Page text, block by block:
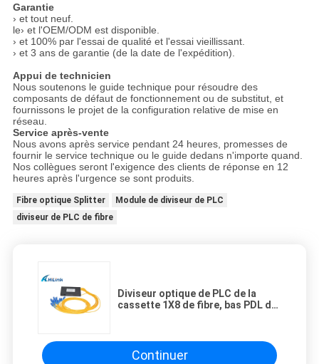
Garantie
› et tout neuf.
le› et l'OEM/ODM est disponible.
› et 100% par l'essai de qualité et l'essai vieillissant.
› et 3 ans de garantie (de la date de l'expédition).
Appui de technicien
Nous soutenons le guide technique pour résoudre des
composants de défaut de fonctionnement ou de substitut, et
fournissons le projet de la configuration relative de mise en
réseau.
Service après-vente
Nous avons après service pendant 24 heures, promesses de
fournir le service technique ou le guide dedans n'importe quand.
Nos collègues seront l'exigence des clients de réponse en 12
heures après l'urgence se sont produits.
Fibre optique Splitter
Module de diviseur de PLC
diviseur de PLC de fibre
Diviseur optique de PLC de la
cassette 1X8 de fibre, bas PDL de
Continuer